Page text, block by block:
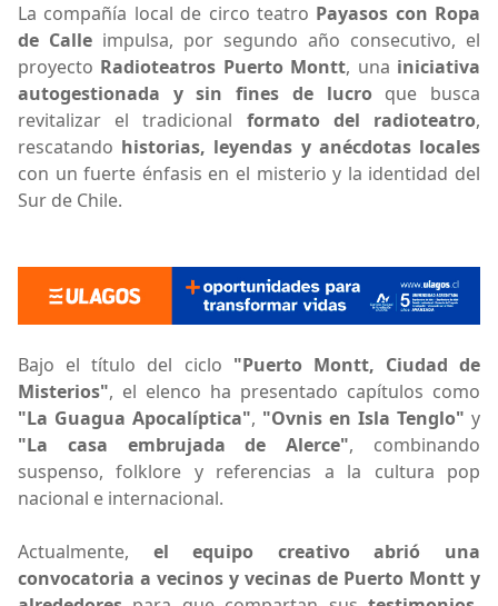
La compañía local de circo teatro Payasos con Ropa
de Calle impulsa, por segundo año consecutivo, el
proyecto Radioteatros Puerto Montt, una iniciativa
autogestionada y sin fines de lucroque busca
revitalizar el tradicional formato del radioteatro,
rescatando historias, leyendas y anécdotas locales
con un fuerte énfasis en el misterio y la identidad del
Sur de Chile.
Bajo el título del ciclo "Puerto Montt, Ciudad de
Misterios", el elenco ha presentado capítulos como
"La Guagua Apocalíptica", "Ovnis en Isla Tenglo" y
"La casa embrujada de Alerce", combinando
suspenso, folklore y referencias a la cultura pop
nacional e internacional.
Actualmente, el equipo creativo abrió una
convocatoria a vecinos y vecinas de Puerto Montt y